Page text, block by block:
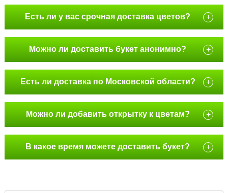
Есть ли у вас срочная доставка цветов? +
Можно ли доставить букет анонимно? +
Есть ли доставка по Московской области? +
Можно ли добавить открытку к цветам? +
В какое время можете доставить букет? +